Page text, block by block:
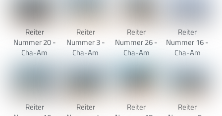
Reiter
Nummer 20 -
Cha-Am
Reiter
Nummer 3 -
Cha-Am
Reiter
Nummer 26 -
Cha-Am
Reiter
Nummer 16 -
Cha-Am
Reiter
Reiter
Reiter
Reiter